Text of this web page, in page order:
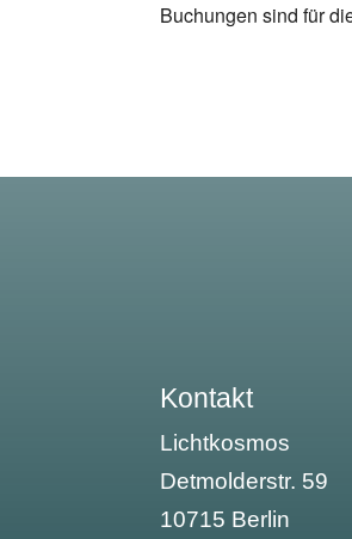
Buchungen sind für
Kontakt
Lichtkosmos
Detmolderstr. 59
10715 Berlin